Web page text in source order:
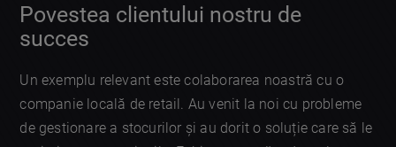
Povestea clientului nostru de
succes
Un exemplu relevant este colaborarea noastră cu o
companie locală de retail. Au venit la noi cu probleme
de gestionare a stocurilor și au dorit o soluție care să le